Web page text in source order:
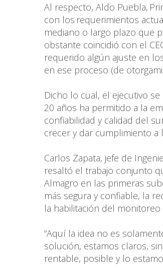
Al respecto, Aldo Puebla,
con los requerimientos
mediano o largo plazo que
obstante coincidió con el
requerido algún ajuste en
en ese proceso (de
Dicho lo cual, el ejecutivo
20 años ha permitido a la
confiabilidad y calidad del
crecer y dar cumplimiento a
Carlos Zapata, jefe de
resaltó el trabajo conjunto
Almagro en las primeras
más segura y confiable, la
la habilitación del
“Aquí la idea no es
solución, estamos claros,
rentable, posible y lo